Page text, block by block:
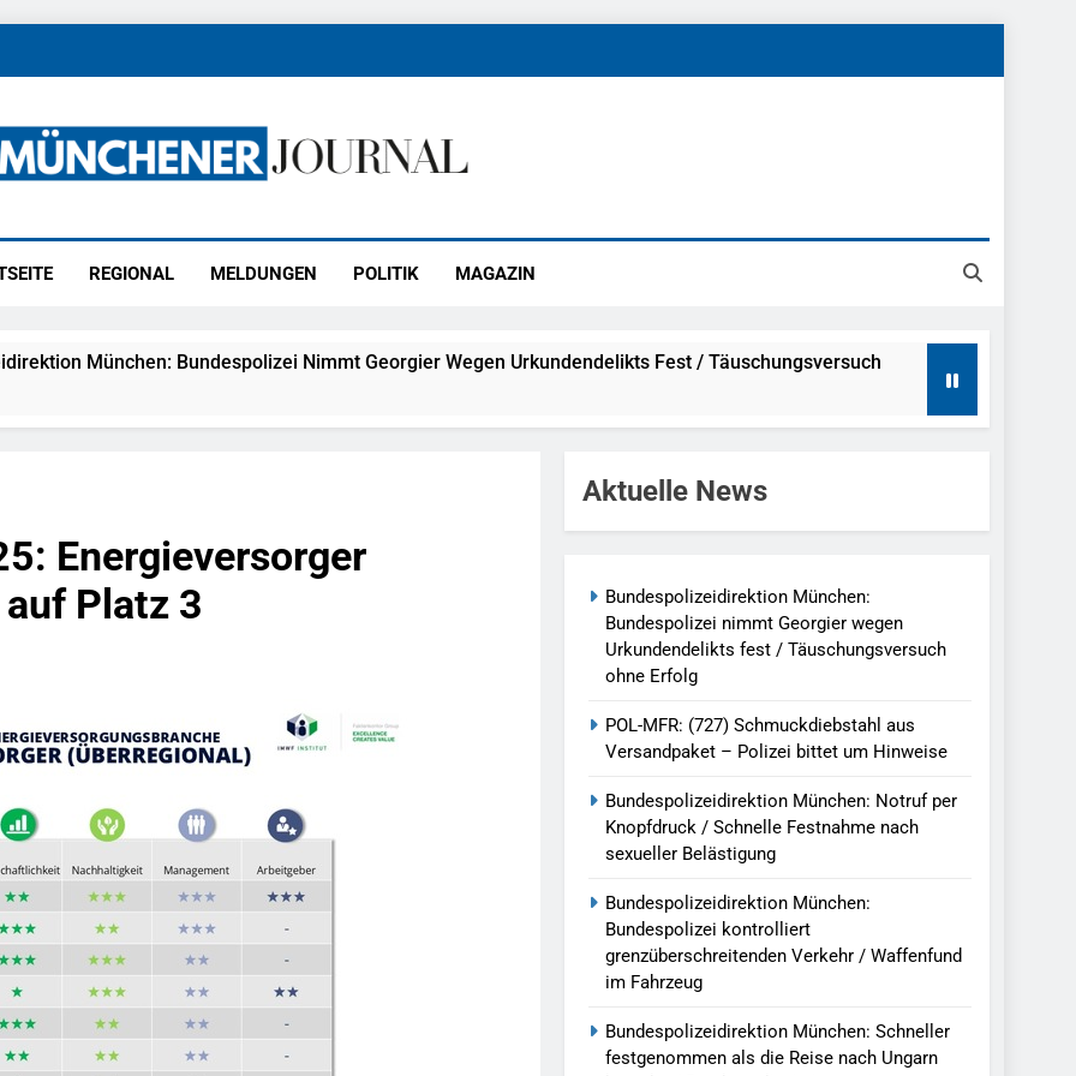
REGIONAL MELDUNGEN POLITIK MAGAZIN
München: Bundespolizei Nimmt Georgier Wegen Urkundendelikts Fest / Täuschungsversuch
München: Notruf Per Knopfdruck / Schnelle Festnahme Nach Sexueller Belästigung
München: Bundespolizei Kontrolliert Grenzüberschreitenden Verkehr / Waffenfund Im
München: Schneller Festgenommen Als Die Reise Nach Ungarn Beendet / Bundespolizei Nimmt
München: Ausgesetzte Katze Am Bahnhof Bamberg Aufgefunden – Tierheim Übernimmt
Auf: Schrotthändler Erschleicht Rund 45.000 Euro Sozialleistungen Ermittlungen Der Finanzkontrolle
Zu Rechtskräftiger Verurteilung Wegen Betrugs
München: Europaweit Gesuchtes Mitglied Einer Kriminellen Vereinigung Geht Ins Netz –
Europäischen Auslieferungshaftbefehl
München: Update Zu Den Einsatzmaßnahmen Der Bundespolizei In Saarbrücken
München: Beinahekollision An Bahnübergang In Aubing / Bundespolizei Ermittelt Wegen
In Den Bahnverkehr
Energieversorger
Platz 3
Aktuelle News
Bundespolizeidirektion München:
Bundespolizei nimmt Georgier wegen
Urkundendelikts fest / Täuschungsversuch
ohne Erfolg
POL-MFR: (727) Schmuckdiebstahl aus
Versandpaket – Polizei bittet um Hinweise
Bundespolizeidirektion München: Notruf per
Knopfdruck / Schnelle Festnahme nach
sexueller Belästigung
Bundespolizeidirektion München:
Bundespolizei kontrolliert
grenzüberschreitenden Verkehr / Waffenfund
im Fahrzeug
Bundespolizeidirektion München: Schneller
festgenommen als die Reise nach Ungarn